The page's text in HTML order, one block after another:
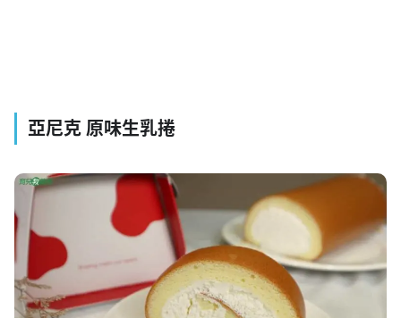
亞尼克 原味生乳捲